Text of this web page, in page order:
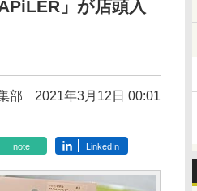
」が店頭入
部 2021年3月12日 00:01
note LinkedIn